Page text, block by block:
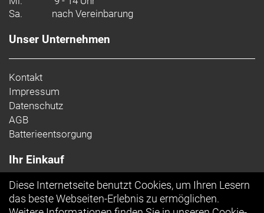
Sa.
nach Vereinbarung
Unser Unternehmen
Kontakt
Impressum
Datenschutz
AGB
Batterieentsorgung
Ihr Einkauf
Top Artikel
Diese Internetseite benutzt Cookies, um Ihren Lesern
das beste Webseiten-Erlebnis zu ermöglichen.